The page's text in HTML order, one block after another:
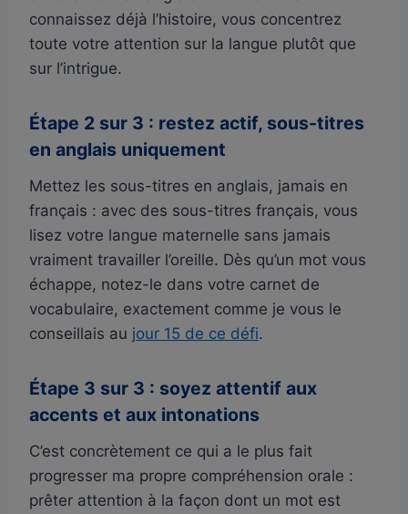
connaissez déjà l’histoire, vous concentrez
toute votre attention sur la langue plutôt que
sur l’intrigue.
Étape 2 sur 3 : restez actif, sous-titres
en anglais uniquement
Mettez les sous-titres en anglais, jamais en
français : avec des sous-titres français, vous
lisez votre langue maternelle sans jamais
vraiment travailler l’oreille. Dès qu’un mot vous
échappe, notez-le dans votre carnet de
vocabulaire, exactement comme je vous le
conseillais au jour 15 de ce défi.
Étape 3 sur 3 : soyez attentif aux
accents et aux intonations
C’est concrètement ce qui a le plus fait
progresser ma propre compréhension orale :
prêter attention à la façon dont un mot est